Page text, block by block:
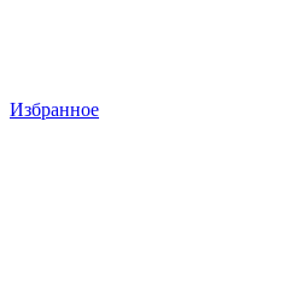
Избранное